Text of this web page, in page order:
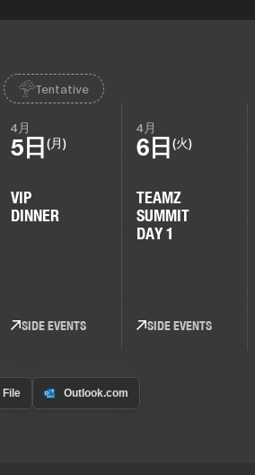
Tentative
4月
5日 (月)
VIP
DINNER
SIDE EVENTS
4月
6日 (火)
TEAMZ
SUMMIT
DAY 1
SIDE EVENTS